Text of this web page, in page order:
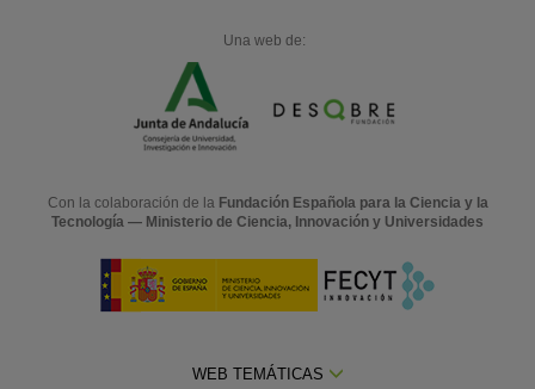
Una web de:
Con la colaboración de la Fundación Española para la Ciencia y la
Tecnología — Ministerio de Ciencia, Innovación y Universidades
WEB TEMÁTICAS